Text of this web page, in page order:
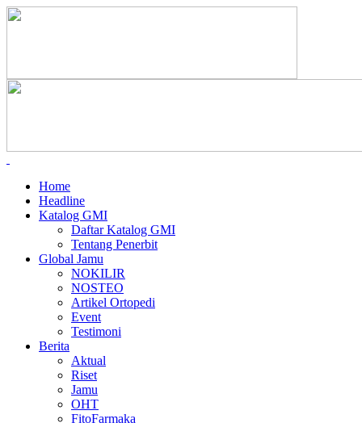
Home
Headline
Katalog GMI
Daftar Katalog GMI
Tentang Penerbit
Global Jamu
NOKILIR
NOSTEO
Artikel Ortopedi
Event
Testimoni
Berita
Aktual
Riset
Jamu
OHT
FitoFarmaka